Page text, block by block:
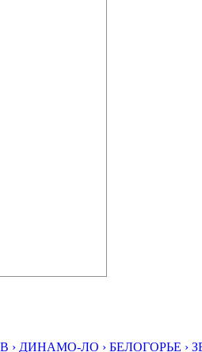
› ДИНАМО-ЛО › БЕЛОГОРЬЕ ›